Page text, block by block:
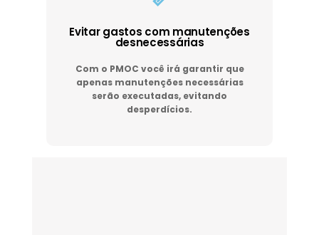
Evitar gastos com manutenções
desnecessárias
Com o PMOC você irá garantir que
apenas manutenções necessárias
serão executadas, evitando
desperdícios.